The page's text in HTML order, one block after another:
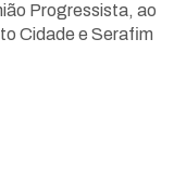
Progressista, ao
Cidade e Serafim